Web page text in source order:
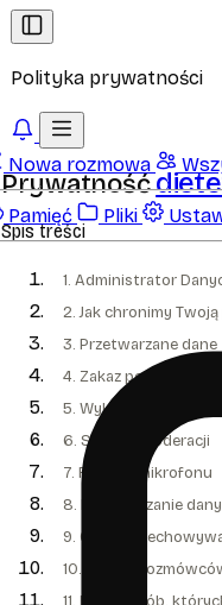
Polityka prywatności
Nowa rozmowa
Pamięć Pliki
Prywatność
Spis treści
1. Administrator
2. Jak chronimy
3. Przetwarzane dane
4. Zakaz podawania
5. Wykorzystanie
6. System moderacji
7. Funkcja mikrofonu
8. Przetwarzanie
9. Okres
10. Pamięć